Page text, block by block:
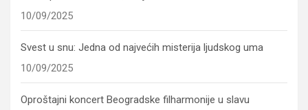
10/09/2025
Svest u snu: Jedna od najvećih misterija ljudskog uma
10/09/2025
Oproštajni koncert Beogradske filharmonije u slavu